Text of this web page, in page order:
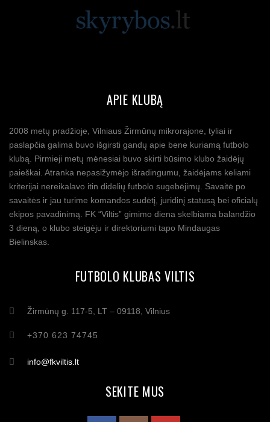
APIE KLUBĄ
2008 metų pradžioje, Vilniaus Žirmūnų mikrorajone, tyliai ir
paslapčia galima buvo išgirsti gandų apie bene kuriamą futbolo
klubą. Pirmieji metų mėnesiai buvo skirti būsimo klubo žaidėjų
paieškai. Atranka nepasižymėjo išradingumu, žaidėjams keliami
kriterijai nereikalavo itin didelių futbolo sugebėjimų. Savaitė po
savaitės ir jau turime komandos sudėtį, juridinį statusą bei oficialų
ekipos pavadinimą. FK “Viltis” gimimo diena skelbiama balandžio
3 dieną, o klubo steigėju ir direktoriumi tapo Mindaugas
Bielinskas.
FUTBOLO KLUBAS VILTIS
Žirmūnų g. 117-5, LT – 09118, Vilnius
+370 623 74745
info@fkviltis.lt
SEKITE MUS